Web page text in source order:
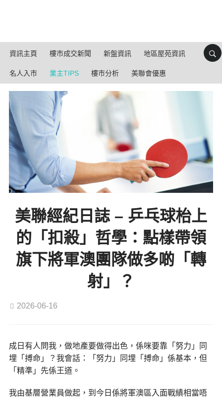
資訊主頁 樓市成交新聞 新盤資訊 地區屋苑資訊
名人入市 業主TIPS 樓市分析 美聯會優惠
美聯經紀日誌 – 乒乓球枱上
的「扣殺」哲學：點樣帶領
旗下將軍澳團隊做多啲「轉
射」？
2026-06-16
成日有人問我，做地產要做得出色，係咪要靠「努力」同
埋「搏命」？我會話：「努力」同埋「搏命」係基本，但
「精準」先係王道。
我由基層營業員做起，到今日係將軍澳區入面戰績相當唔